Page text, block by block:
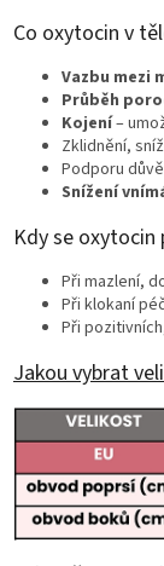
Co oxytocin v
Vazbu mezi
Průběh
Kojení–
Zklidnění,
Podporu
Snížení
Kdy se
Při mazlení,
Při klokaní
Při
Jakou vybrat